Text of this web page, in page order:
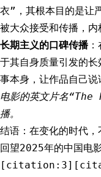
衣”，其根本目的是让
被大众接受和传播，内
长期主义的口碑传播：
于其自身质量引发的
事本身，让作品自
电影的英文片名
播。
结语：在变化的时代
回望2025年的中国电